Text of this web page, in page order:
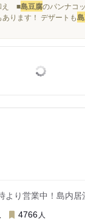
え ■島豆腐のパンナコ
ります！ デザートも
り営業中！島内居
4766 人